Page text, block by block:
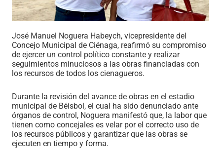
José Manuel Noguera Habeych, vicepresidente del
Concejo Municipal de Ciénaga, reafirmó su compromiso
de ejercer un control político constante y realizar
seguimientos minuciosos a las obras financiadas con
los recursos de todos los cienagueros.
Durante la revisión del avance de obras en el estadio
municipal de Béisbol, el cual ha sido denunciado ante
órganos de control, Noguera manifestó que, la labor que
tienen como concejales es velar por el correcto uso de
los recursos públicos y garantizar que las obras se
ejecuten en tiempo y forma.